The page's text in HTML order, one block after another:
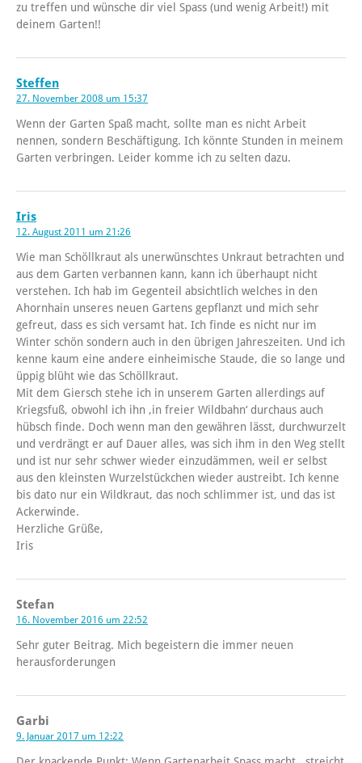
zu treffen und wünsche dir viel Spass (und wenig Arbeit!) mit
deinem Garten!!
Steffen
27. November 2008 um 15:37
Wenn der Garten Spaß macht, sollte man es nicht Arbeit
nennen, sondern Beschäftigung. Ich könnte Stunden in meinem
Garten verbringen. Leider komme ich zu selten dazu.
Iris
12. August 2011 um 21:26
Wie man Schöllkraut als unerwünschtes Unkraut betrachten und
aus dem Garten verbannen kann, kann ich überhaupt nicht
verstehen. Ich hab im Gegenteil absichtlich welches in den
Ahornhain unseres neuen Gartens gepflanzt und mich sehr
gefreut, dass es sich versamt hat. Ich finde es nicht nur im
Winter schön sondern auch in den übrigen Jahreszeiten. Und ich
kenne kaum eine andere einheimische Staude, die so lange und
üppig blüht wie das Schöllkraut.
Mit dem Giersch stehe ich in unserem Garten allerdings auf
Kriegsfuß, obwohl ich ihn ‚in freier Wildbahn‘ durchaus auch
hübsch finde. Doch wenn man den gewähren lässt, durchwurzelt
und verdrängt er auf Dauer alles, was sich ihm in den Weg stellt
und ist nur sehr schwer wieder einzudämmen, weil er selbst
aus den kleinsten Wurzelstückchen wieder austreibt. Ich kenne
bis dato nur ein Wildkraut, das noch schlimmer ist, und das ist
Ackerwinde.
Herzliche Grüße,
Iris
Stefan
16. November 2016 um 22:52
Sehr guter Beitrag. Mich begeistern die immer neuen
herausforderungen
Garbi
9. Januar 2017 um 12:22